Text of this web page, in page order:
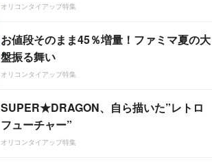
オリコンタイアップ特集
お値段そのまま45％増量！ファミマ夏の大
盤振る舞い
オリコンタイアップ特集
SUPER★DRAGON、自ら描いた”レトロ
フューチャー”
オリコンタイアップ特集